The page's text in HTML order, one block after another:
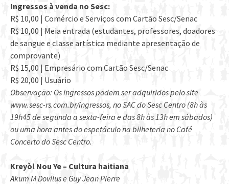
Ingressos à venda no Sesc:
R$ 10,00 | Comércio e Serviços com Cartão Sesc/Senac
R$ 10,00 | Meia entrada (estudantes, professores, doadores
de sangue e classe artística mediante apresentação de
comprovante)
R$ 15,00 | Empresário com Cartão Sesc/Senac
R$ 20,00 | Usuário
Observação: Os ingressos podem ser adquiridos pelo site
www.sesc-rs.com.br/ingressos, no SAC do Sesc Centro (8h às
19h45 de segunda a sexta-feira e das 8h às 13h em sábados)
ou uma hora antes do espetáculo na bilheteria no Café
Concerto do Sesc Centro.
Kreyòl Nou Ye – Cultura haitiana
Akum M Dovilus e Guy Jean Pierre